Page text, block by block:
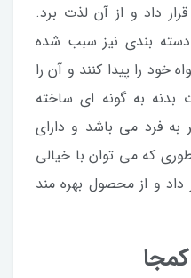
داد و از آن لذت برد.
دسته بندی نیز سبب شده
خود را پیدا کنند و آن را
بدنه به گونه ای ساخته
فرد می باشد و دارای
که می توان با خیالی
داد و از محصول بهره مند